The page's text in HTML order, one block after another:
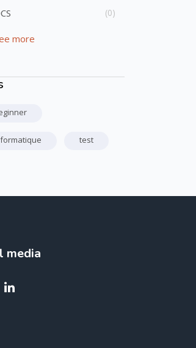
(0)
more
test
media